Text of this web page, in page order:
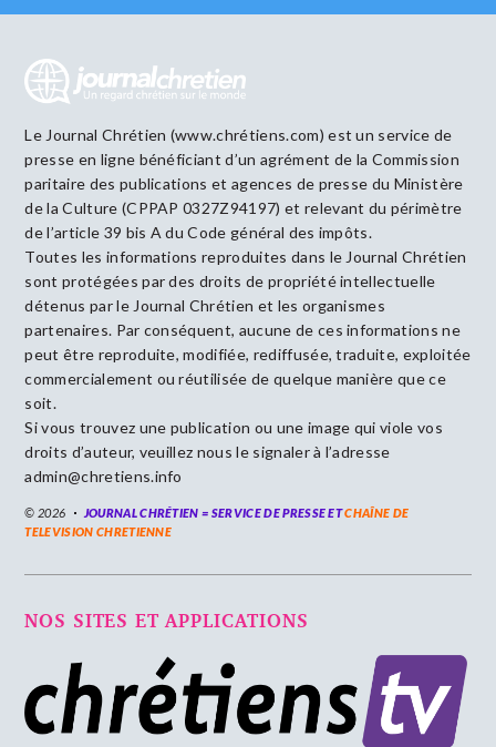
Le Journal Chrétien (www.chrétiens.com) est un service de
presse en ligne bénéficiant d’un agrément de la Commission
paritaire des publications et agences de presse du Ministère
de la Culture (CPPAP 0327Z94197) et relevant du périmètre
de l’article 39 bis A du Code général des impôts.
Toutes les informations reproduites dans le Journal Chrétien
sont protégées par des droits de propriété intellectuelle
détenus par le Journal Chrétien et les organismes
partenaires. Par conséquent, aucune de ces informations ne
peut être reproduite, modifiée, rediffusée, traduite, exploitée
commercialement ou réutilisée de quelque manière que ce
soit.
Si vous trouvez une publication ou une image qui viole vos
droits d’auteur, veuillez nous le signaler à l’adresse
admin@chretiens.info
© 2026 JOURNAL CHRÉTIEN = SERVICE DE PRESSE ETCHAÎNE DE
TELEVISION CHRETIENNE
NOS SITES ET APPLICATIONS